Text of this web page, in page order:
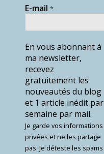
E-mail *
En vous abonnant à
ma newsletter,
recevez
gratuitement les
nouveautés du blog
et 1 article inédit par
semaine par mail.
Je garde vos informations
privées et ne les partage
pas. Je déteste les spams